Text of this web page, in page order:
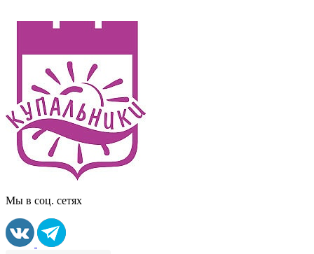
Мы в соц. сетях